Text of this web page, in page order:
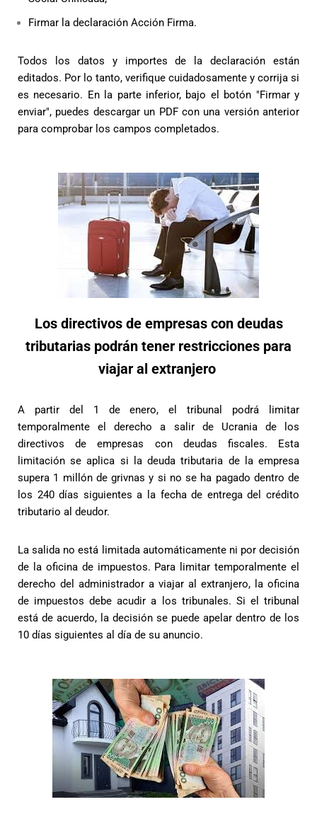
Firmar la declaración Acción Firma.
Todos los datos y importes de la declaración están
editados. Por lo tanto, verifique cuidadosamente y corrija si
es necesario. En la parte inferior, bajo el botón "Firmar y
enviar", puedes descargar un PDF con una versión anterior
para comprobar los campos completados.
Los directivos de empresas con deudas
tributarias podrán tener restricciones para
viajar al extranjero
A partir del 1 de enero, el tribunal podrá limitar
temporalmente el derecho a salir de Ucrania de los
directivos de empresas con deudas fiscales. Esta
limitación se aplica si la deuda tributaria de la empresa
supera 1 millón de grivnas y si no se ha pagado dentro de
los 240 días siguientes a la fecha de entrega del crédito
tributario al deudor.
La salida no está limitada automáticamente ni por decisión
de la oficina de impuestos. Para limitar temporalmente el
derecho del administrador a viajar al extranjero, la oficina
de impuestos debe acudir a los tribunales. Si el tribunal
está de acuerdo, la decisión se puede apelar dentro de los
10 días siguientes al día de su anuncio.